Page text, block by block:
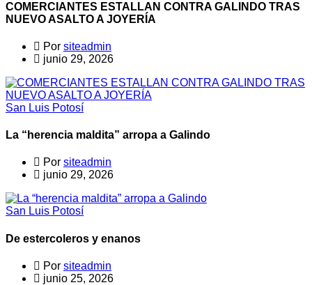
COMERCIANTES ESTALLAN CONTRA GALINDO TRAS
NUEVO ASALTO A JOYERÍA
Por siteadmin
junio 29, 2026
San Luis Potosí
La “herencia maldita” arropa a Galindo
Por siteadmin
junio 29, 2026
San Luis Potosí
De estercoleros y enanos
Por siteadmin
junio 25, 2026